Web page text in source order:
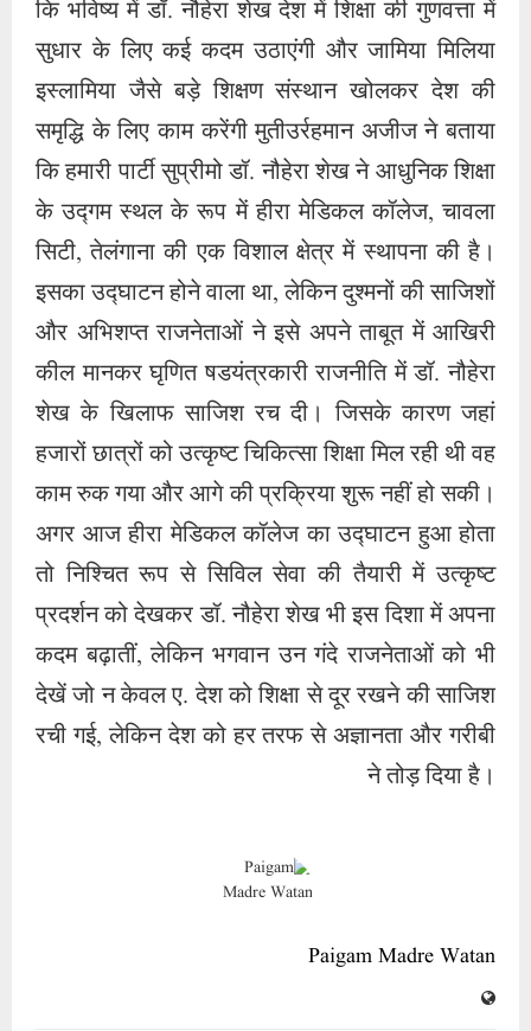
कि भविष्य में डॉ. नौहेरा शेख देश में शिक्षा की गुणवत्ता में
सुधार के लिए कई कदम उठाएंगी और जामिया मिलिया
इस्लामिया जैसे बड़े शिक्षण संस्थान खोलकर देश की
समृद्धि के लिए काम करेंगी मुतीउर्रहमान अजीज ने बताया
कि हमारी पार्टी सुप्रीमो डॉ. नौहेरा शेख ने आधुनिक शिक्षा
के उद्गम स्थल के रूप में हीरा मेडिकल कॉलेज, चावला
सिटी, तेलंगाना की एक विशाल क्षेत्र में स्थापना की है।
इसका उद्घाटन होने वाला था, लेकिन दुश्मनों की साजिशों
और अभिशप्त राजनेताओं ने इसे अपने ताबूत में आखिरी
कील मानकर घृणित षडयंत्रकारी राजनीति में डॉ. नौहेरा
शेख के खिलाफ साजिश रच दी। जिसके कारण जहां
हजारों छात्रों को उत्कृष्ट चिकित्सा शिक्षा मिल रही थी वह
काम रुक गया और आगे की प्रक्रिया शुरू नहीं हो सकी।
अगर आज हीरा मेडिकल कॉलेज का उद्घाटन हुआ होता
तो निश्चित रूप से सिविल सेवा की तैयारी में उत्कृष्ट
प्रदर्शन को देखकर डॉ. नौहेरा शेख भी इस दिशा में अपना
कदम बढ़ातीं, लेकिन भगवान उन गंदे राजनेताओं को भी
देखें जो न केवल ए. देश को शिक्षा से दूर रखने की साजिश
रची गई, लेकिन देश को हर तरफ से अज्ञानता और गरीबी
ने तोड़ दिया है।
Paigam Madre Watan